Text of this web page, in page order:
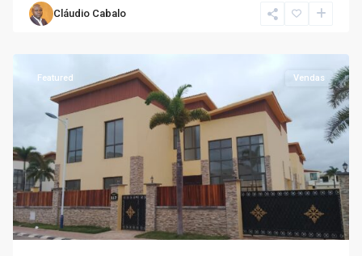
Cláudio Cabalo
Patriota,
Featured Vendas